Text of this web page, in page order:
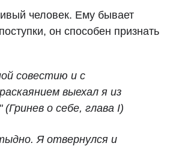
человек. Ему бывает
он способен признать
совестию и с
выехал я из
(Гринев о себе, глава I)
Я отвернулся и